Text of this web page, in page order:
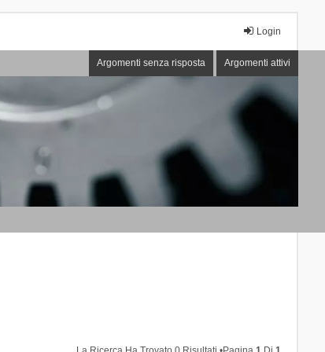
Login
Argomenti senza risposta Argomenti attivi